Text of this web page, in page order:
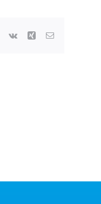
Pinterest
Vk Xing Correo